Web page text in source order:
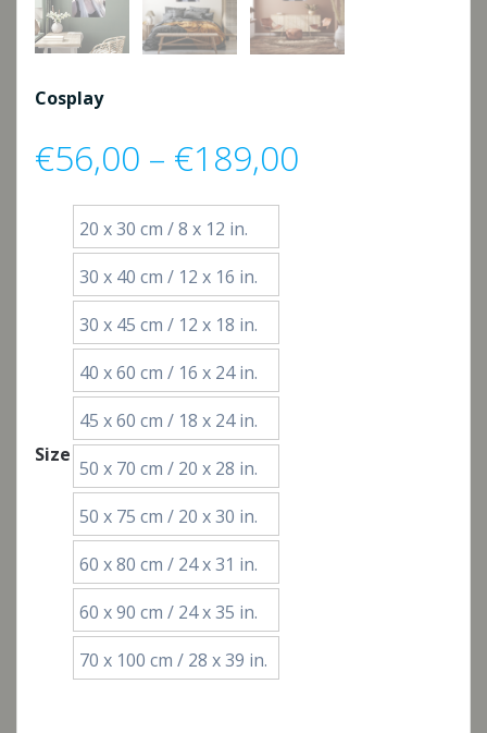
Cosplay
€56,00 – €189,00
Size
20 x 30 cm / 8 x 12 in.
30 x 40 cm / 12 x 16 in.
30 x 45 cm / 12 x 18 in.
40 x 60 cm / 16 x 24 in.
45 x 60 cm / 18 x 24 in.
50 x 70 cm / 20 x 28 in.
50 x 75 cm / 20 x 30 in.
60 x 80 cm / 24 x 31 in.
60 x 90 cm / 24 x 35 in.
70 x 100 cm / 28 x 39 in.